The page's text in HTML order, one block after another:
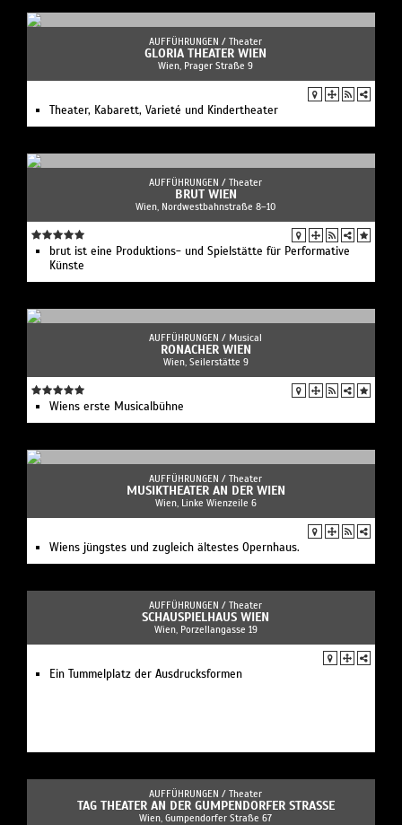
AUFFÜHRUNGEN / Theater
GLORIA THEATER WIEN
Wien, Prager Straße 9
Theater, Kabarett, Varieté und Kindertheater
AUFFÜHRUNGEN / Theater
BRUT WIEN
Wien, Nordwestbahnstraße 8–10
brut ist eine Produktions- und Spielstätte für Performative
Künste
AUFFÜHRUNGEN / Musical
RONACHER WIEN
Wien, Seilerstätte 9
Wiens erste Musicalbühne
AUFFÜHRUNGEN / Theater
MUSIKTHEATER AN DER WIEN
Wien, Linke Wienzeile 6
Wiens jüngstes und zugleich ältestes Opernhaus.
AUFFÜHRUNGEN / Theater
SCHAUSPIELHAUS WIEN
Wien, Porzellangasse 19
Ein Tummelplatz der Ausdrucksformen
AUFFÜHRUNGEN / Theater
TAG THEATER AN DER GUMPENDORFER STRASSE
Wien, Gumpendorfer Straße 67